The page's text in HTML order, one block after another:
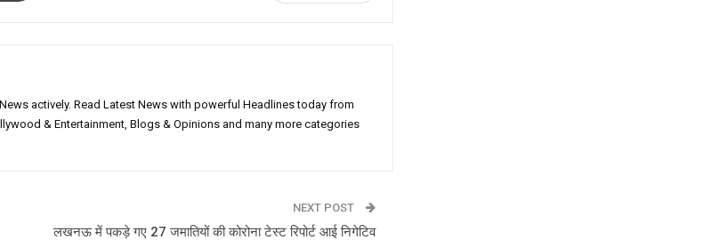
actively. Read Latest News with powerful Headlines today from
& Entertainment, Blogs & Opinions and many more categories
NEXT POST
लखनऊ में पकड़े गए 27 जमातियों की कोरोना टेस्ट रिपोर्ट आई निगेटिव